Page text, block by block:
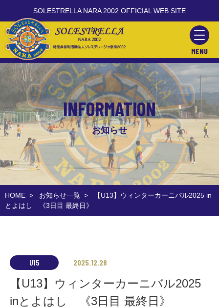
SOLESTRELLA NARA 2002 OFFICIAL WEB SITE
MENU
INFORMATION
お知らせ
HOME > お知らせ一覧 >
【U13】ウィンターカーニバル2025 in
とよはし 《3日目 最終日》
U15 2025.12.28
【U13】ウィンターカーニバル2025
inとよはし 《3日目 最終日》